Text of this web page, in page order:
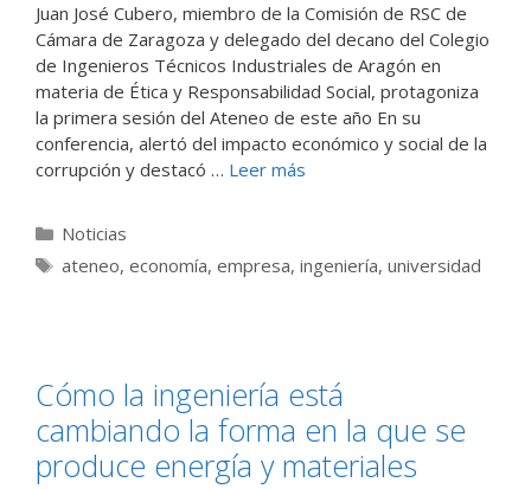
Juan José Cubero, miembro de la Comisión de RSC de
Cámara de Zaragoza y delegado del decano del Colegio
de Ingenieros Técnicos Industriales de Aragón en
materia de Ética y Responsabilidad Social, protagoniza
la primera sesión del Ateneo de este año En su
conferencia, alertó del impacto económico y social de la
corrupción y destacó … Leer más
Categorías
Noticias
Etiquetas
ateneo, economía, empresa, ingeniería, universidad
Cómo la ingeniería está
cambiando la forma en la que se
produce energía y materiales